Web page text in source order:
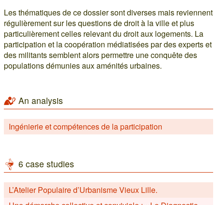
Les thématiques de ce dossier sont diverses mais reviennent
régulièrement sur les questions de droit à la ville et plus
particulièrement celles relevant du droit aux logements. La
participation et la coopération médiatisées par des experts et
des militants semblent alors permettre une conquête des
populations démunies aux aménités urbaines.
An analysis
Ingénierie et compétences de la participation
6 case studies
L’Atelier Populaire d’Urbanisme Vieux Lille.